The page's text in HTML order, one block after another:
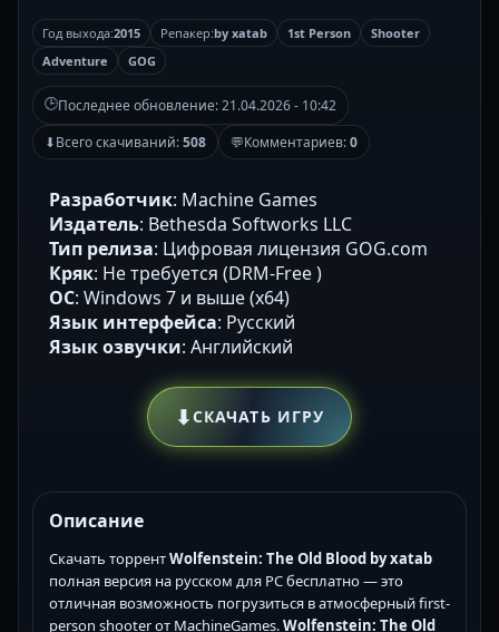
Год выхода:2015 Репакер:by xatab 1st Person
Shooter
Adventure
GOG
🕒Последнее обновление:21.04.2026 - 10:42
⬇Всего скачиваний:508 💬Комментариев:0
Разработчик: Machine Games
Издатель: Bethesda Softworks LLC
Тип релиза: Цифровая лицензия GOG.com
Кряк: Не требуется (DRM-Free )
ОС: Windows 7 и выше (х64)
Язык интерфейса: Русский
Язык озвучки: Английский
⬇СКАЧАТЬ ИГРУ
Описание
Скачать торрентWolfenstein: The Old Blood by xatab
полная версия на русском для PC бесплатно — это
отличная возможность погрузиться в атмосферный first-
person shooter от MachineGames.Wolfenstein: The Old